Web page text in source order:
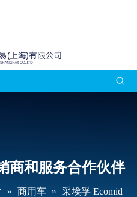
商和服务合作伙伴
» 商用车 » 采埃孚 Ecomid